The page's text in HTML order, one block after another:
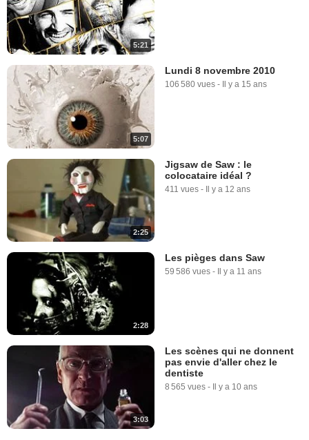
5:21
5:07
Lundi 8 novembre 2010
106 580 vues - Il y a 15 ans
2:25
Jigsaw de Saw : le
colocataire idéal ?
411 vues - Il y a 12 ans
2:28
Les pièges dans Saw
59 586 vues - Il y a 11 ans
3:03
Les scènes qui ne donnent
pas envie d'aller chez le
dentiste
8 565 vues - Il y a 10 ans